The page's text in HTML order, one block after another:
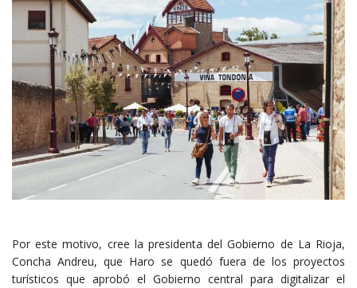
Por este motivo, cree la presidenta del Gobierno de La Rioja,
Concha Andreu, que Haro se quedó fuera de los proyectos
turísticos que aprobó el Gobierno central para digitalizar el